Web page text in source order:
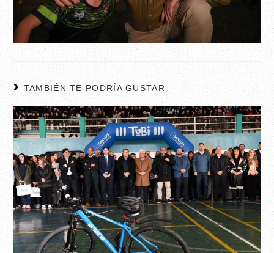
TAMBIÉN TE PODRÍA GUSTAR